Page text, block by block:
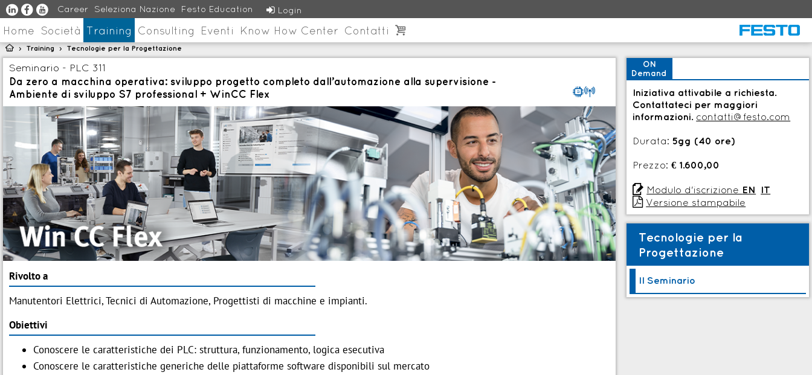
u s v Career Seleziona Nazione Festo Education  Login
Home Società Training Consulting Eventi Know How Center Contatti 
 > Training > Tecnologie per la Progettazione
Seminario - PLC 311
Da zero a macchina operativa: sviluppo progetto completo dall’automazione alla supervisione -
Ambiente di sviluppo S7 professional + WinCC Flex
9
Rivolto a
Manutentori Elettrici, Tecnici di Automazione, Progettisti di macchine e impianti.
Obiettivi
Conoscere le caratteristiche dei PLC: struttura, funzionamento, logica esecutiva
Conoscere le caratteristiche generiche delle piattaforme software disponibili sul mercato
ON
Demand
Iniziativa attivabile a richiesta.
Contattateci per maggiori
informazioni. contatti@festo.com
Durata:5gg (40 ore)
Prezzo:€ 1.600,00
 Modulo d'iscrizione EN IT
 Versione stampabile
Tecnologie per la
Progettazione
Il Seminario